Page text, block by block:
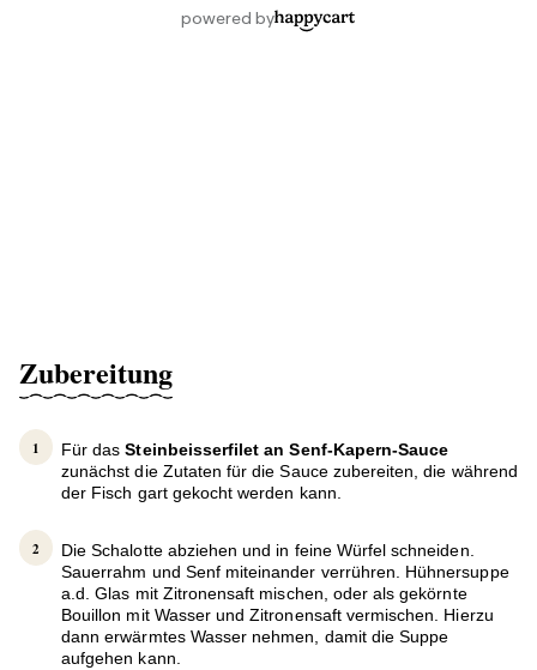
Zubereitung
Für dasSteinbeisserfilet an Senf-Kapern-Sauce
zunächst die Zutaten für die Sauce zubereiten, die während
der Fisch gart gekocht werden kann.
Die Schalotte abziehen und in feine Würfel schneiden.
Sauerrahm und Senf miteinander verrühren. Hühnersuppe
a.d. Glas mit Zitronensaft mischen, oder als gekörnte
Bouillon mit Wasser und Zitronensaft vermischen. Hierzu
dann erwärmtes Wasser nehmen, damit die Suppe
aufgehen kann.